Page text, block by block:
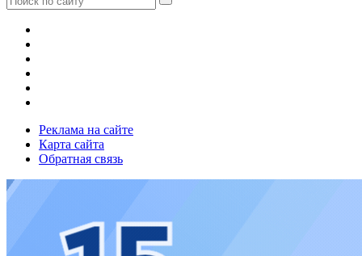
Реклама на сайте
Карта сайта
Обратная связь